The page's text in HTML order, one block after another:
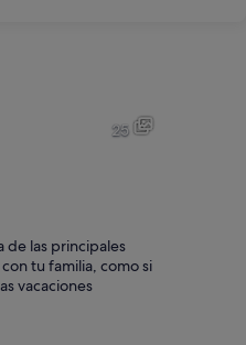
un río helado, con bancos y un
Un río con esclusas, un
25
de las principales
tu familia, como si
vacaciones